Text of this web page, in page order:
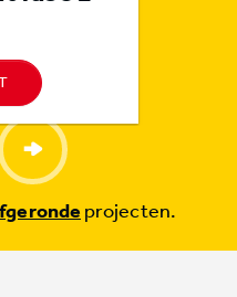
projecten.